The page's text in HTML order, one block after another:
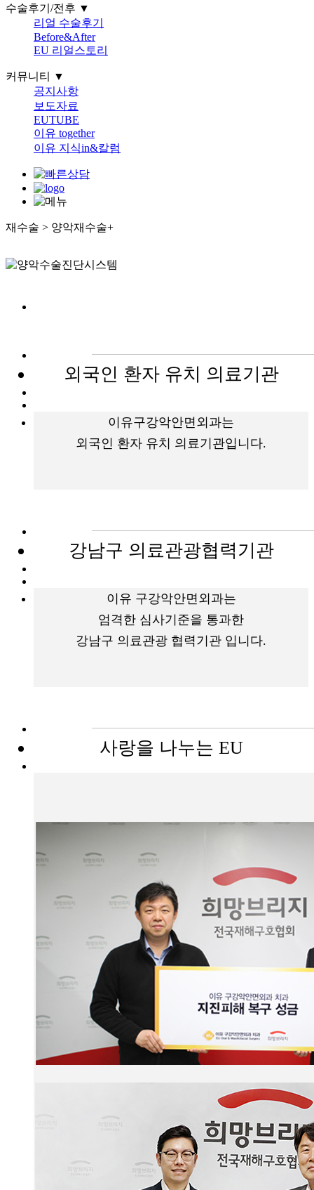
수술후기/전후 ▼
리얼 수술후기
Before&After
EU 리얼스토리
커뮤니티 ▼
공지사항
보도자료
EUTUBE
이유 together
이유 지식in&칼럼
재수술 > 양악재수술+
양악재수술
외국인 환자 유치 의료기관
이유구강악안면외과는
외국인 환자 유치 의료기관입니다.
강남구 의료관광협력기관
이유 구강악안면외과는
엄격한 심사기준을 통과한
강남구 의료관광 협력기관 입니다.
사랑을 나누는 EU